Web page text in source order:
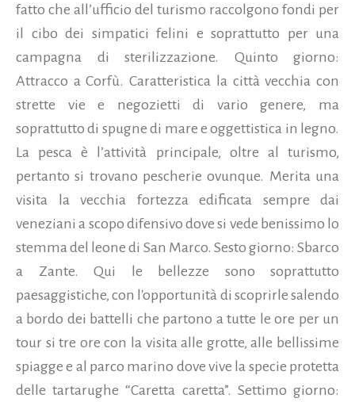
fatto che all’ufficio del turismo raccolgono fondi per
il cibo dei simpatici felini e soprattutto per una
campagna di sterilizzazione. Quinto giorno:
Attracco a Corfù. Caratteristica la città vecchia con
strette vie e negozietti di vario genere, ma
soprattutto di spugne di mare e oggettistica in legno.
La pesca è l’attività principale, oltre al turismo,
pertanto si trovano pescherie ovunque. Merita una
visita la vecchia fortezza edificata sempre dai
veneziani a scopo difensivo dove si vede benissimo lo
stemma del leone di San Marco. Sesto giorno: Sbarco
a Zante. Qui le bellezze sono soprattutto
paesaggistiche, con l'opportunità di scoprirle salendo
a bordo dei battelli che partono a tutte le ore per un
tour si tre ore con la visita alle grotte, alle bellissime
spiagge e al parco marino dove vive la specie protetta
delle tartarughe “Caretta caretta”. Settimo giorno: